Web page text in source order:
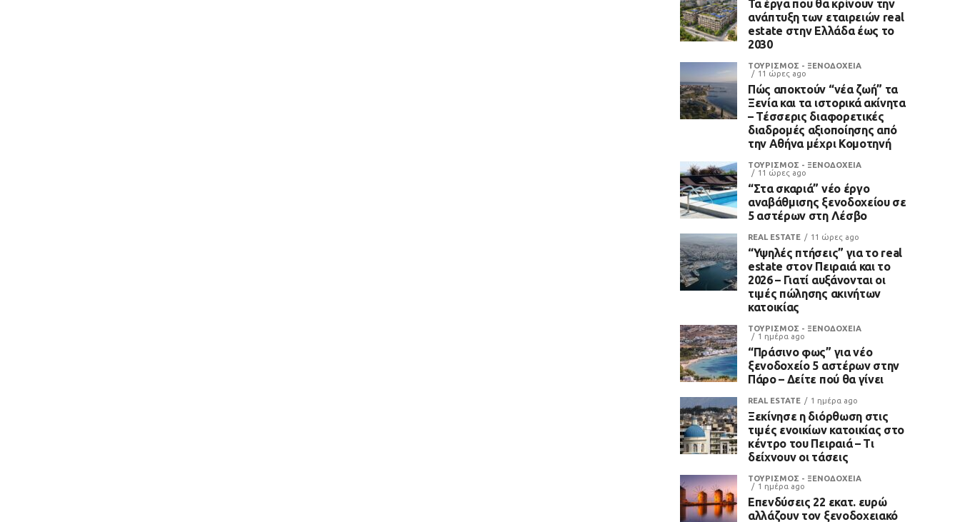
Τα έργα που θα κρίνουν την
ανάπτυξη των εταιρειών real
estate στην Ελλάδα έως το
2030
ΤΟΥΡΙΣΜΟΣ - ΞΕΝΟΔΟΧΕΙΑ
11 ώρες ago
Πώς αποκτούν “νέα ζωή” τα
Ξενία και τα ιστορικά ακίνητα
– Τέσσερις διαφορετικές
διαδρομές αξιοποίησης από
την Αθήνα μέχρι Κομοτηνή
ΤΟΥΡΙΣΜΟΣ - ΞΕΝΟΔΟΧΕΙΑ
11 ώρες ago
“Στα σκαριά” νέο έργο
αναβάθμισης ξενοδοχείου σε
5 αστέρων στη Λέσβο
REAL ESTATE 11 ώρες ago
“Υψηλές πτήσεις” για το real
estate στον Πειραιά και το
2026 – Γιατί αυξάνονται οι
τιμές πώλησης ακινήτων
κατοικίας
ΤΟΥΡΙΣΜΟΣ - ΞΕΝΟΔΟΧΕΙΑ
1 ημέρα ago
“Πράσινο φως” για νέο
ξενοδοχείο 5 αστέρων στην
Πάρο – Δείτε πού θα γίνει
REAL ESTATE 1 ημέρα ago
Ξεκίνησε η διόρθωση στις
τιμές ενοικίων κατοικίας στο
κέντρο του Πειραιά – Τι
δείχνουν οι τάσεις
ΤΟΥΡΙΣΜΟΣ - ΞΕΝΟΔΟΧΕΙΑ
1 ημέρα ago
Επενδύσεις 22 εκατ. ευρώ
αλλάζουν τον ξενοδοχειακό